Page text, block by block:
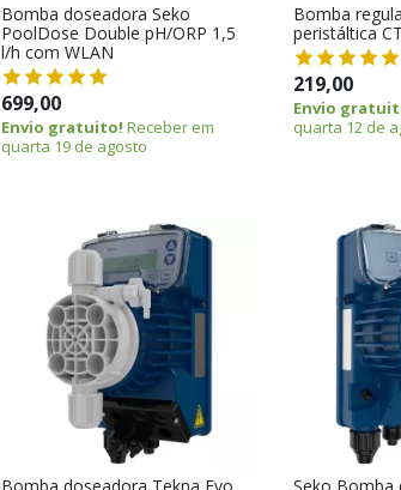
Bomba doseadora Seko
PoolDose Double pH/ORP 1,5
l/h com WLAN
699,00
Envio gratuito! Receber em
quarta 19 de agosto
Bomba
peristáltica
219,00
Envio
quarta 12 de
Bomba doseadora Tekna Evo
Seko Bomba